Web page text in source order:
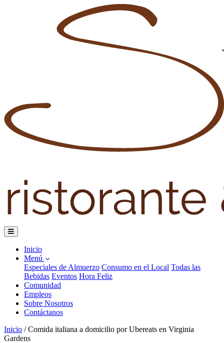
Inicio
Menú
Especiales de Almuerzo Consumo en el Local Todas las
Bebidas Eventos Hora Feliz
Comunidad
Empleos
Sobre Nosotros
Contáctanos
Inicio / Comida italiana a domicilio por Ubereats en Virginia
Gardens